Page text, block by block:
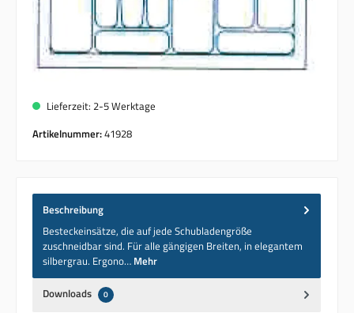
Lieferzeit: 2-5 Werktage
Artikelnummer:41928
Beschreibung
Besteckeinsätze, die auf jede Schubladengröße
zuschneidbar sind. Für alle gängigen Breiten, in elegantem
silbergrau. Ergono… Mehr
Downloads 0